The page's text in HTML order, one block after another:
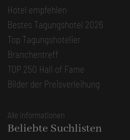
Hotel empfehlen
Bestes Tagungshotel 2026
Top Tagungshotelier
Branchentreff
TOP 250 Hall of Fame
Bilder der Preisverleihung
Alle Informationen
Beliebte Suchlisten